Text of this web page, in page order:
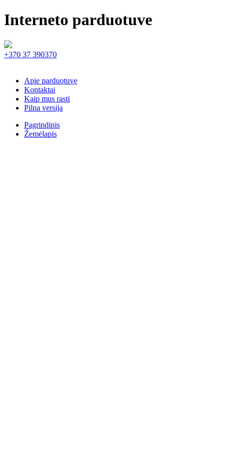
Interneto parduotuve
+370 37 390370
Apie parduotuvę
Kontaktai
Kaip mus rasti
Pilna versija
Pagrindinis
Žemėlapis